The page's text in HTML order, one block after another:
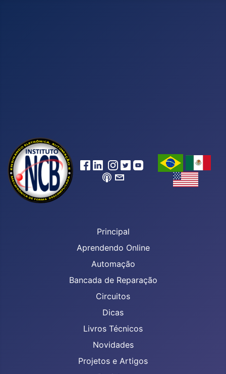
Principal
Aprendendo Online
Automação
Bancada de Reparação
Circuitos
Dicas
Livros Técnicos
Novidades
Projetos e Artigos